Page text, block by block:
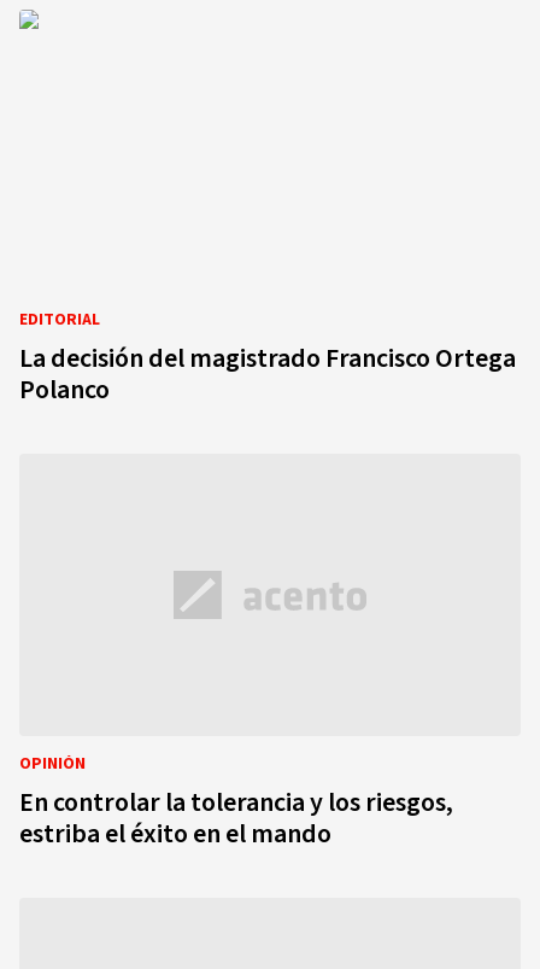
EDITORIAL
La decisión del magistrado Francisco Ortega
Polanco
OPINIÓN
En controlar la tolerancia y los riesgos,
estriba el éxito en el mando